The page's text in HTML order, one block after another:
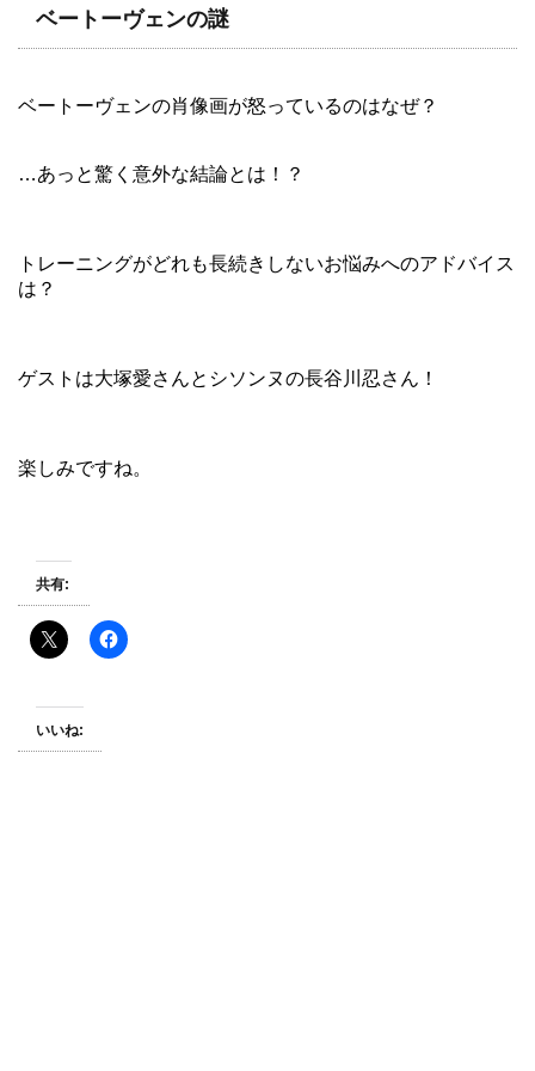
ベートーヴェンの謎
ベートーヴェンの肖像画が怒っているのはなぜ？
…あっと驚く意外な結論とは！？
トレーニングがどれも長続きしないお悩みへのアドバイス
は？
ゲストは大塚愛さんとシソンヌの長谷川忍さん！
楽しみですね。
共有:
いいね: